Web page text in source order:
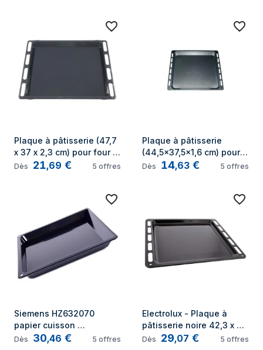
Plaque à pâtisserie (47,7
x 37 x 2,3 cm) pour four
Whirlpool - 481011091369
Dès 21,69 € 5 offres
Plaque à pâtisserie
(44,5x37,5x1,6 cm) pour
four ikea, Whirlpool,
Dès 14,63 € 5 offres
Siemens HZ632070
papier cuisson
Rectangulaire
Dès 30,46 € 5 offres
Electrolux - Plaque à
pâtisserie noire 42,3 x
37,5 cm pour Four
Dès 29,07 € 5 offres